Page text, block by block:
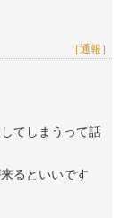
［通報］
てしまうって話
るといいです